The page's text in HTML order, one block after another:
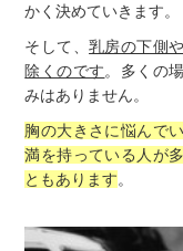
かく決めていきます。
そして、乳房の下側
除くのです。多くの
みはありません。
胸の大きさに悩んで
満を持っている人が
ともあります。